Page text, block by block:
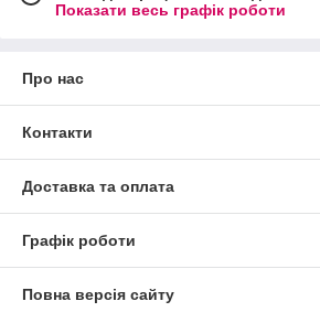
Показати весь графік роботи
Про нас
Контакти
Доставка та оплата
Графік роботи
Повна версія сайту